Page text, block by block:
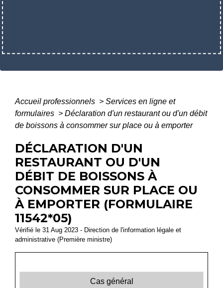
Accueil professionnels > Services en ligne et
formulaires > Déclaration d'un restaurant ou d'un débit
de boissons à consommer sur place ou à emporter
DÉCLARATION D'UN
RESTAURANT OU D'UN
DÉBIT DE BOISSONS À
CONSOMMER SUR PLACE OU
À EMPORTER (FORMULAIRE
11542*05)
Vérifié le 31 Aug 2023 - Direction de l'information légale et
administrative (Première ministre)
Cas général